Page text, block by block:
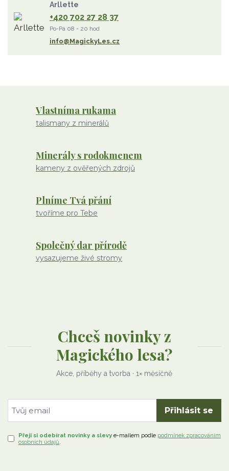
diamant
olivín
želva jahodový křemen
rodochrozit
červený achát
Arllette
+420 702 27 28 37
Po-Pá 08 - 20 hod
info@MagickyLes.cz
Vlastníma rukama
talismany z minerálů
Minerály s rodokmenem
kameny z ověřených zdrojů
Plníme Tvá přání
tvoříme pro Tebe
Společný dar přírodě
vysazujeme živé stromy
Chceš novinky z
Magického lesa?
Akce, příběhy a tvorba · 1× měsíčně
Přihlásit se
Přeji si odebírat novinky a slevy e-mailem podle podmínek zpracováním
osobních údajů.